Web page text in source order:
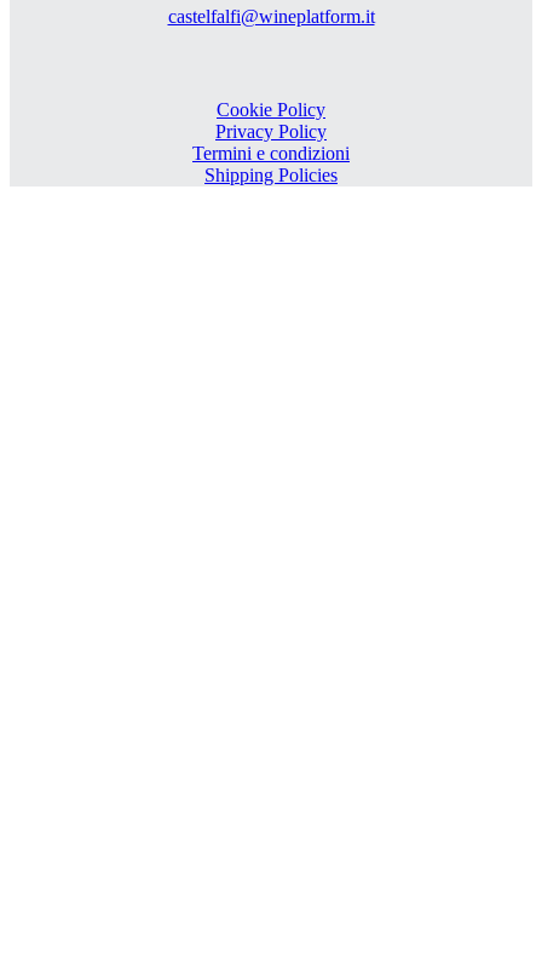
castelfalfi@wineplatform.it
Cookie Policy
Privacy Policy
Termini e condizioni
Shipping Policies